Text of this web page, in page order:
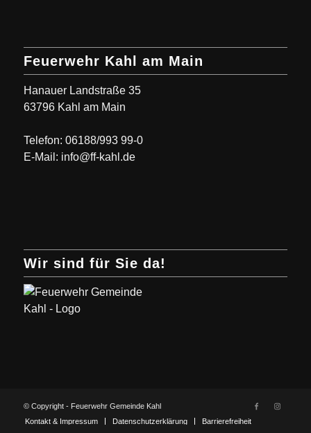
Feuerwehr Kahl am Main
Hanauer Landstraße 35
63796 Kahl am Main
Telefon: 06188/993 99-0
E-Mail: info@ff-kahl.de
Wir sind für Sie da!
© Copyright - Feuerwehr Gemeinde Kahl
Kontakt & Impressum
Datenschutzerklärung Barrierefreiheit